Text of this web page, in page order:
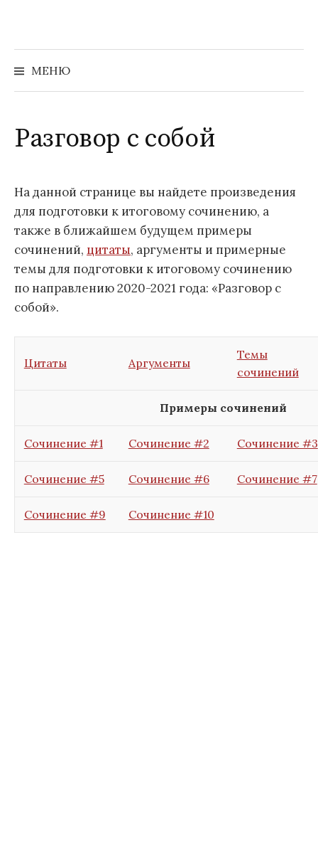
содержимому
МЕНЮ
Найти:
Разговор с собой
На данной странице вы найдете произведения
для подготовки к итоговому сочинению, а
также в ближайшем будущем примеры
сочинений, цитаты, аргументы и примерные
темы для подготовки к итоговому сочинению
по направлению 2020-2021 года: «Разговор с
собой».
Цитаты Аргументы
Темы
сочинений
Примеры сочинений
Сочинение #1 Сочинение #2 Сочинение #3
Сочинение #5 Сочинение #6 Сочинение #7
Сочинение #9 Сочинение #10